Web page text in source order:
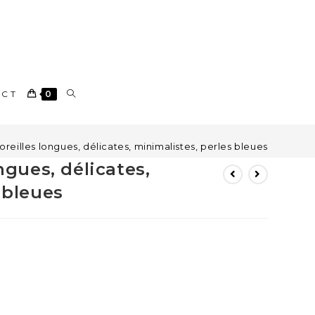
0
longues, délicates, minimalistes, perles bleues
délicates,